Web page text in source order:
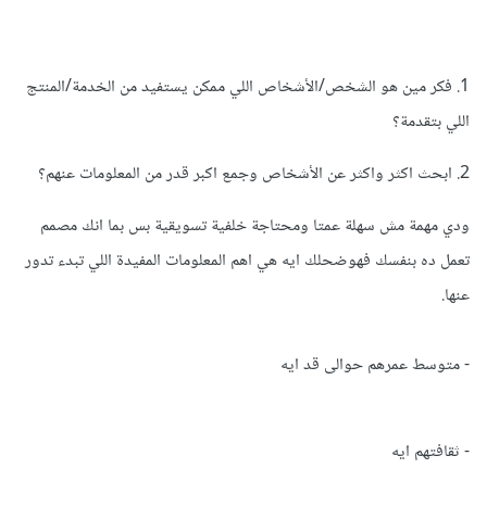
1. فكر مين هو الشخص/الأشخاص اللي ممكن يستفيد من الخدمة/المنتج
اللي بتقدمة؟
2. ابحث اكثر واكثر عن الأشخاص وجمع اكبر قدر من المعلومات عنهم؟
ودي مهمة مش سهلة عمتا ومحتاجة خلفية تسويقية بس بما انك مصمم
تعمل ده بنفسك فهوضحلك ايه هي اهم المعلومات المفيدة اللي تبدء تدور
عنها.
- متوسط عمرهم حوالى قد ايه
- ثقافتهم ايه